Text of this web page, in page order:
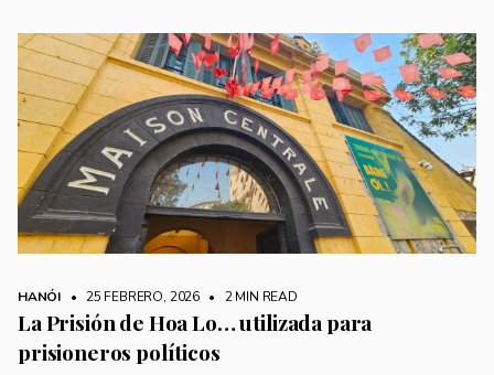
HANÓI • 25 FEBRERO, 2026 • 2 MIN READ
La Prisión de Hoa Lo… utilizada para
prisioneros políticos